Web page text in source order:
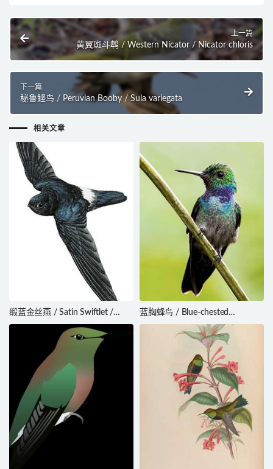
上一篇
黄翼斑斗鹎 / Western Nicator / Nicator chloris
下一篇
秘鲁鲣鸟 / Peruvian Booby / Sula variegata
相关文章
缎蓝金丝燕 / Satin Swiftlet /
Collocalia uropygialis
蓝胸蜂鸟 / Blue-chested
Hummingbird / Polyerata amabilis